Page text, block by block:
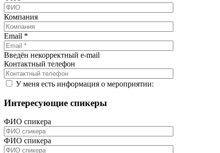
Компания
Email *
Введён некорректный e-mail
Контактный телефон
У меня есть информация о мероприятии:
Интересующие спикеры
ФИО спикера
ФИО спикера